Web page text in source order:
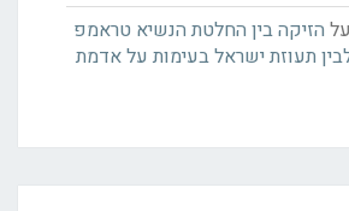
הזיקה בין החלטת הנשיא טראמפ
תעוזת ישראל בעימות על אדמת